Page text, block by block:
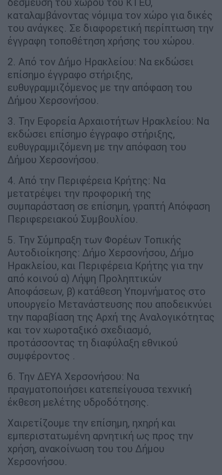
καταλαμβάνοντας νόμιμα τον χώρο για δικές
του ανάγκες. Σε διαφορετική περίπτωση την
έγγραφη τοποθέτηση χρήσης του χώρου.
2. Από τον Δήμο Ηρακλείου: Να εκδώσει
επίσημο έγγραφο στήριξης,
ευθυγραμμιζόμενος με την απόφαση του
Δήμου Χερσονήσου.
3. Την Εφορεία Αρχαιοτήτων Ηρακλείου: Να
εκδώσει επίσημο έγγραφο στήριξης,
ευθυγραμμιζόμενη με την απόφαση του
Δήμου Χερσονήσου.
4. Από την Περιφέρεια Κρήτης: Να
μετατρέψει την προφορική της
συμπαράσταση σε επίσημη, γραπτή Απόφαση
Περιφερειακού Συμβουλίου.
5. Την Σύμπραξη των Φορέων Τοπικής
Αυτοδιοίκησης: Δήμο Χερσονήσου, Δήμο
Ηρακλείου, και Περιφέρεια Κρήτης για την
από κοινού α) Λήψη Προληπτικών
Αποφάσεων, β) κατάθεση Υπομνήματος στο
υπουργείο Μετανάστευσης που αποδεικνύει
την παραβίαση της Αρχή της Αναλογικότητας
και τον χωροταξικό σχεδιασμό,
προτάσσοντας τη διαφύλαξη εθνικού
συμφέροντος .
6. Την ΔΕΥΑ Χερσονήσου: Να
πραγματοποιήσει κατεπείγουσα τεχνική
έκθεση μελέτης υδροδότησης.
Χαιρετίζουμε την επίσημη, ηχηρή και
εμπεριστατωμένη αρνητική ως προς την
χρήση, ανακοίνωση του του Δήμου
Χερσονήσου.